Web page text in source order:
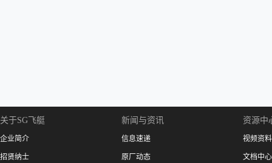
关于SG飞艇
企业简介
招贤纳士
新闻与资讯
信息速递
原厂动态
资源中
视频资料
文档中心